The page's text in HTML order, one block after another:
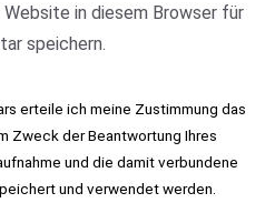
in diesem Browser für
speichern.
erteile ich meine Zustimmung das
Zweck der Beantwortung Ihres
und die damit verbundene
und verwendet werden.